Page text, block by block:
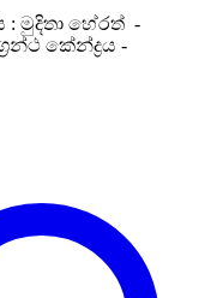
: මුදිතා හේරත් -
කේන්ද්‍රය -